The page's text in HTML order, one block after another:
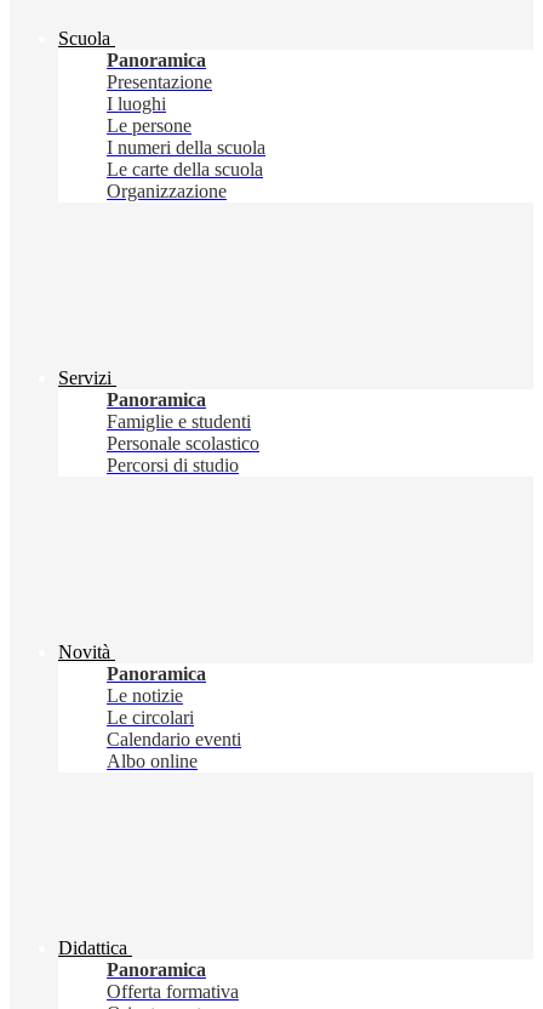
Scuola
Panoramica
Presentazione
I luoghi
Le persone
I numeri della scuola
Le carte della scuola
Organizzazione
Servizi
Panoramica
Famiglie e studenti
Personale scolastico
Percorsi di studio
Novità
Panoramica
Le notizie
Le circolari
Calendario eventi
Albo online
Didattica
Panoramica
Offerta formativa